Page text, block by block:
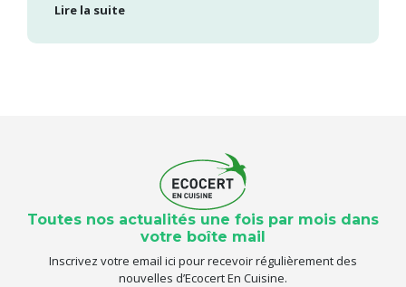
Lire la suite
Toutes nos actualités une fois par mois dans
votre boîte mail
Inscrivez votre email ici pour recevoir régulièrement des
nouvelles d’Ecocert En Cuisine.